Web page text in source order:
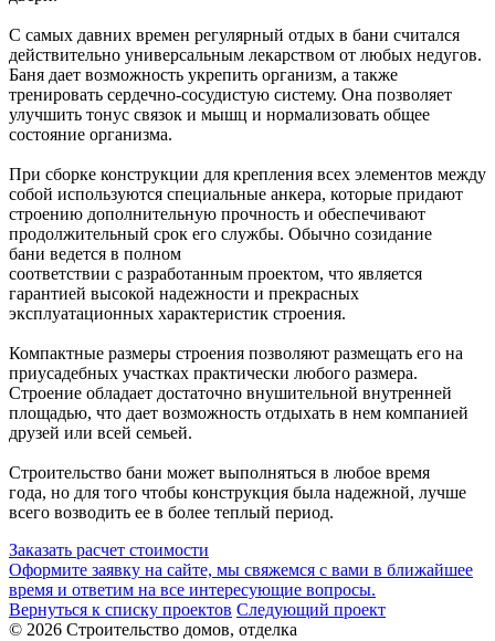
С самых давних времен регулярный отдых в бани считался
действительно универсальным лекарством от любых недугов.
Баня дает возможность укрепить организм, а также
тренировать сердечно-сосудистую систему. Она позволяет
улучшить тонус связок и мышц и нормализовать общее
состояние организма.
При сборке конструкции для крепления всех элементов между
собой используются специальные анкера, которые придают
строению дополнительную прочность и обеспечивают
продолжительный срок его службы. Обычно созидание
бани ведется в полном
соответствии с разработанным проектом, что является
гарантией высокой надежности и прекрасных
эксплуатационных характеристик строения.
Компактные размеры строения позволяют размещать его на
приусадебных участках практически любого размера.
Строение обладает достаточно внушительной внутренней
площадью, что дает возможность отдыхать в нем компанией
друзей или всей семьей.
Строительство бани может выполняться в любое время
года, но для того чтобы конструкция была надежной, лучше
всего возводить ее в более теплый период.
Заказать расчет стоимости
Оформите заявку на сайте, мы свяжемся с вами в ближайшее
время и ответим на все интересующие вопросы.
Вернуться к списку проектов Следующий проект
© 2026 Строительство домов, отделка